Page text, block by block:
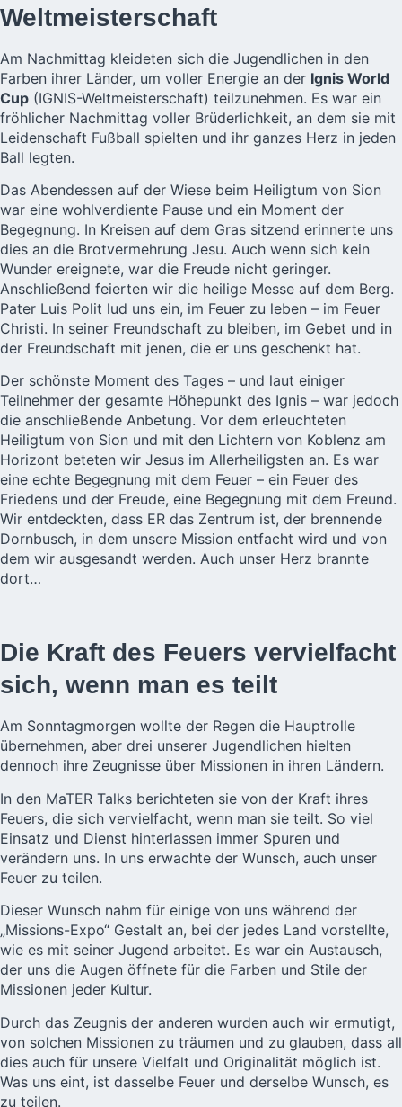
Weltmeisterschaft
Am Nachmittag kleideten sich die Jugendlichen in den
Farben ihrer Länder, um voller Energie an der Ignis World
Cup (IGNIS-Weltmeisterschaft) teilzunehmen. Es war ein
fröhlicher Nachmittag voller Brüderlichkeit, an dem sie mit
Leidenschaft Fußball spielten und ihr ganzes Herz in jeden
Ball legten.
Das Abendessen auf der Wiese beim Heiligtum von Sion
war eine wohlverdiente Pause und ein Moment der
Begegnung. In Kreisen auf dem Gras sitzend erinnerte uns
dies an die Brotvermehrung Jesu. Auch wenn sich kein
Wunder ereignete, war die Freude nicht geringer.
Anschließend feierten wir die heilige Messe auf dem Berg.
Pater Luis Polit lud uns ein, im Feuer zu leben – im Feuer
Christi. In seiner Freundschaft zu bleiben, im Gebet und in
der Freundschaft mit jenen, die er uns geschenkt hat.
Der schönste Moment des Tages – und laut einiger
Teilnehmer der gesamte Höhepunkt des Ignis – war jedoch
die anschließende Anbetung. Vor dem erleuchteten
Heiligtum von Sion und mit den Lichtern von Koblenz am
Horizont beteten wir Jesus im Allerheiligsten an. Es war
eine echte Begegnung mit dem Feuer – ein Feuer des
Friedens und der Freude, eine Begegnung mit dem Freund.
Wir entdeckten, dass ER das Zentrum ist, der brennende
Dornbusch, in dem unsere Mission entfacht wird und von
dem wir ausgesandt werden. Auch unser Herz brannte
dort…
Die Kraft des Feuers vervielfacht
sich, wenn man es teilt
Am Sonntagmorgen wollte der Regen die Hauptrolle
übernehmen, aber drei unserer Jugendlichen hielten
dennoch ihre Zeugnisse über Missionen in ihren Ländern.
In den MaTER Talks berichteten sie von der Kraft ihres
Feuers, die sich vervielfacht, wenn man sie teilt. So viel
Einsatz und Dienst hinterlassen immer Spuren und
verändern uns. In uns erwachte der Wunsch, auch unser
Feuer zu teilen.
Dieser Wunsch nahm für einige von uns während der
„Missions-Expo“ Gestalt an, bei der jedes Land vorstellte,
wie es mit seiner Jugend arbeitet. Es war ein Austausch,
der uns die Augen öffnete für die Farben und Stile der
Missionen jeder Kultur.
Durch das Zeugnis der anderen wurden auch wir ermutigt,
von solchen Missionen zu träumen und zu glauben, dass all
dies auch für unsere Vielfalt und Originalität möglich ist.
Was uns eint, ist dasselbe Feuer und derselbe Wunsch, es
zu teilen.